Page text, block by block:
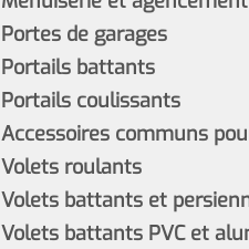
Portes de garages
Portails battants
Portails coulissants
Accessoires communs
Volets roulants
Volets battants et
Volets battants PVC et